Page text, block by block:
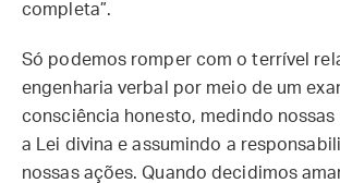
completa”.
Só podemos romper com o terrível
engenharia verbal por meio de um
consciência honesto, medindo nossas
a Lei divina e assumindo a
nossas ações. Quando decidimos